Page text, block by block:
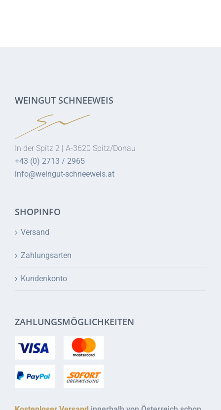
WEINGUT SCHNEEWEIS
In der Spitz 2 | A-3620 Spitz/Donau
+43 (0) 2713 / 2965
info@weingut-schneeweis.at
SHOPINFO
Versand
Zahlungsarten
Kundenkonto
ZAHLUNGSMÖGLICHKEITEN